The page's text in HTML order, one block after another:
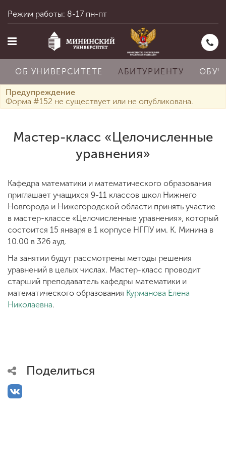
Об университете
Абитуриенту
Обучение
Наука
Международная
деятельность
Студенческая жизнь
Режим работы: 8-17 пн-пт
ОБ УНИВЕРСИТЕТЕ АБИТУРИЕНТУ
Предупреждение
Форма #152 не существует или не опубликована.
Мастер-класс «Целочисленные
уравнения»
Кафедра математики и математического образования
приглашает учащихся 9-11 классов школ Нижнего
Новгорода и Нижегородской области принять участие
в мастер-классе «Целочисленные уравнения», который
состоится 15 января в 1 корпусе НГПУ им. К. Минина в
10.00 в 326 ауд.
На занятии будут рассмотрены методы решения
уравнений в целых числах. Мастер-класс проводит
старший преподаватель кафедры математики и
математического образования Курманова Елена
Николаевна.
Поделиться